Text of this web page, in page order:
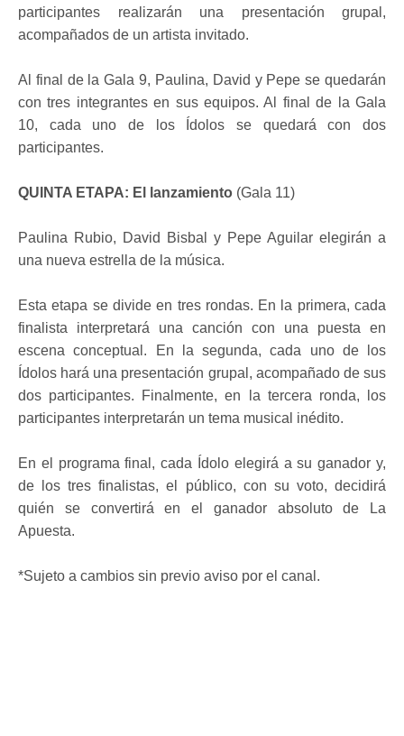
participantes realizarán una presentación grupal,
acompañados de un artista invitado.
Al final de la Gala 9, Paulina, David y Pepe se quedarán
con tres integrantes en sus equipos. Al final de la Gala
10, cada uno de los Ídolos se quedará con dos
participantes.
QUINTA ETAPA: El lanzamiento (Gala 11)
Paulina Rubio, David Bisbal y Pepe Aguilar elegirán a
una nueva estrella de la música.
Esta etapa se divide en tres rondas. En la primera, cada
finalista interpretará una canción con una puesta en
escena conceptual. En la segunda, cada uno de los
Ídolos hará una presentación grupal, acompañado de sus
dos participantes. Finalmente, en la tercera ronda, los
participantes interpretarán un tema musical inédito.
En el programa final, cada Ídolo elegirá a su ganador y,
de los tres finalistas, el público, con su voto, decidirá
quién se convertirá en el ganador absoluto de La
Apuesta.
*Sujeto a cambios sin previo aviso por el canal.